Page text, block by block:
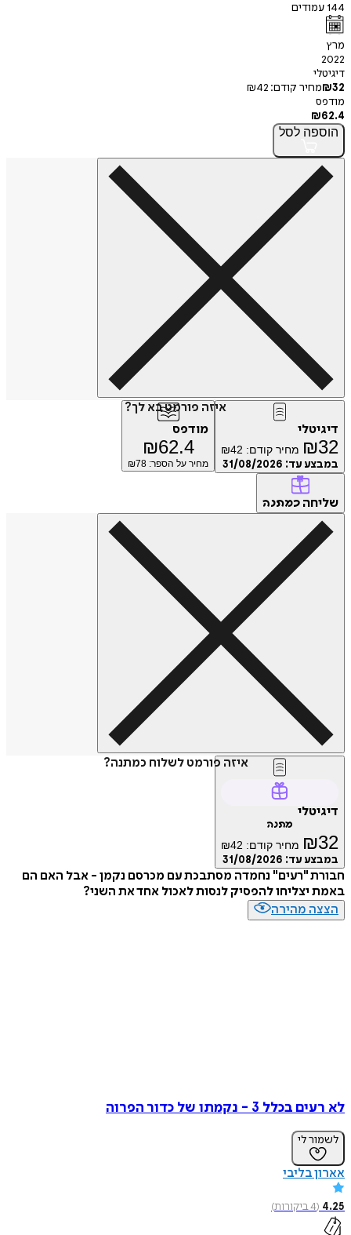
144עמודים
מרץ
2022
דיגיטלי
₪32 מחיר קודם: ₪42
מודפס
₪62.4
הוספה לסל
איזה פורמט בא לך?
דיגיטלי
₪32 מחיר קודם: ₪42
במבצע עד: 31/08/2026
מודפס
₪62.4
מחיר על הספר: ₪ 78
שליחה כמתנה
איזה פורמט לשלוח כמתנה?
דיגיטלי
מתנה
₪32 מחיר קודם: ₪42
במבצע עד: 31/08/2026
חבורת "רעים" נחמדה מסתבכת עם מכרסם נקמן - אבל האם הם
באמת יצליחו להפסיק לנסות לאכול אחד את השני?
הצצה מהירה
לא רעים בכלל 3 - נקמתו של כדור הפרוה
לשמור לי
אארון בליבי
4.25
(
4ביקורות)